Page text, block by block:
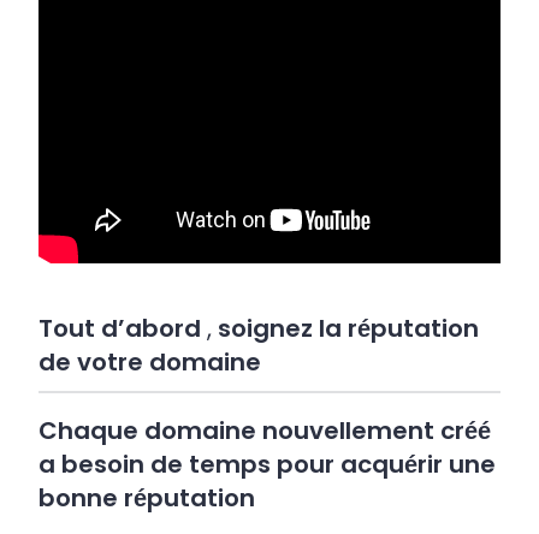
Tout d’abord , soignez la réputation
de votre domaine
Chaque domaine nouvellement créé
a besoin de temps pour acquérir une
bonne réputation